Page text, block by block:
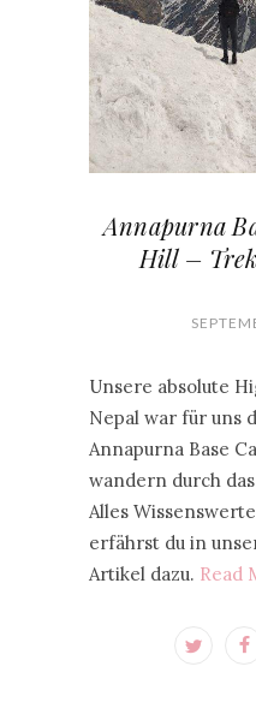
Annapurna
Hill –
Unsere absolute
Nepal war für uns
Annapurna Base
wandern durch
Alles
erfährst du in
Artikel dazu. Read